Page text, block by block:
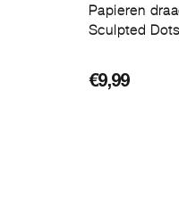
Papieren
Sculpted
€9,99